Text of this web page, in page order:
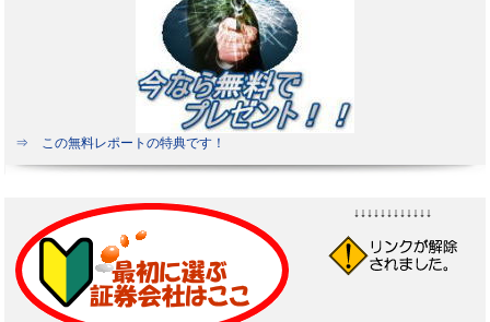
⇒ この無料レポートの特典です！
↓↓↓↓↓↓↓↓↓↓↓↓